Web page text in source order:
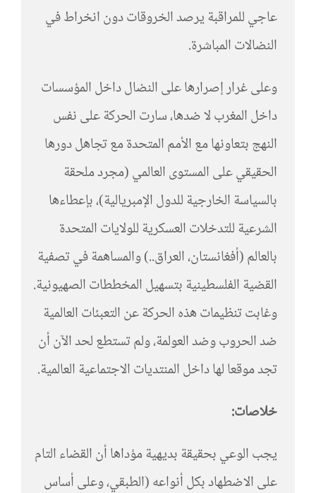
عاجي للمراقبة يرصد الخروقات دون انخراط في
النضالات المباشرة.
وعلى غرار إصرارها على النضال داخل المؤسسات
داخل المغرب لا ضدها، سارت الحركة على نفس
النهج بتعاونها مع الأمم المتحدة مع تجاهل دورها
الحقيقي على المستوى العالمي (مجرد ملحقة
بالسياسة الخارجية للدول الإمبريالية)، بإعطاءها
الشرعية للتدخلات العسكرية للولايات المتحدة
بالعالم (أفغانستان، العراق..) والمساهمة في تصفية
القضية الفلسطينية بتسهيل المخططات الصهيونية.
وغابت تنظيمات هذه الحركة عن التعبئات العالمية
ضد الحروب وضد العولمة، ولم تستطع لحد الآن أن
تجد موقعا لها داخل المنتديات الاجتماعية العالمية.
خلاصات:
يجب الوعي بحقيقة بديهية مؤداها أن القضاء التام
على الاضطهاد بكل أنواعه (الطبقي، وعلى أساس